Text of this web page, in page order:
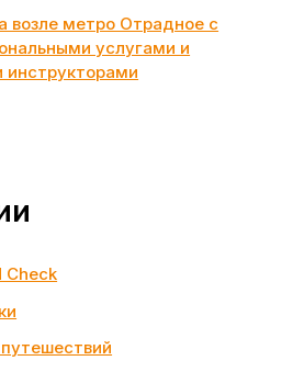
возле метро Отрадное с
услугами и
Check